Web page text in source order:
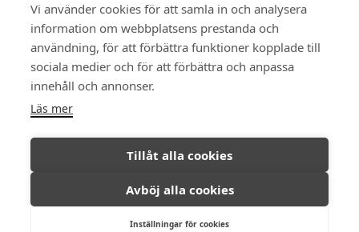
Vi använder cookies för att samla in och analysera
information om webbplatsens prestanda och
användning, för att förbättra funktioner kopplade till
sociala medier och för att förbättra och anpassa
innehåll och annonser.
Läs mer
Tillåt alla cookies
Avböj alla cookies
Inställningar för cookies
UPPSALA
Rådhuset
Skicka e-post
FÖLJ OSS
Ambassadör Fastighetsmäkleri © All